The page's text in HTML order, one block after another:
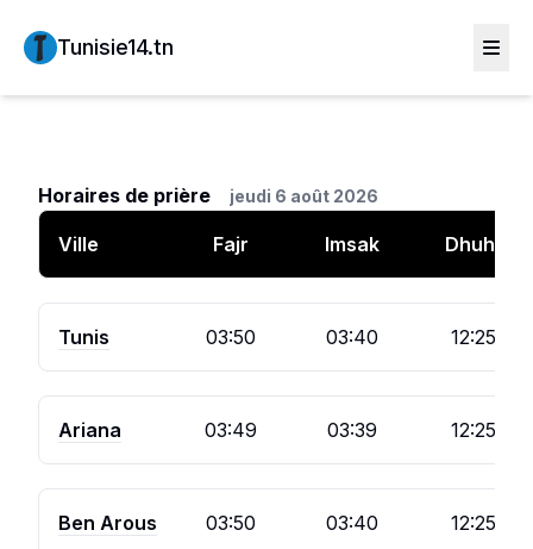
Tunisie14.tn
Horaires de prière jeudi 6 août 2026
Ville Fajr Imsak Dhuhr
Tunis 03:50 03:40 12:25
Ariana 03:49 03:39 12:25
Ben Arous 03:50 03:40 12:25